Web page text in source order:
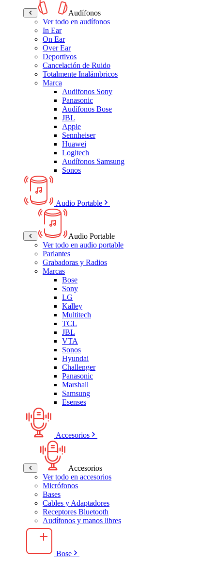
Audífonos
Ver todo en audífonos
In Ear
On Ear
Over Ear
Deportivos
Cancelación de Ruido
Totalmente Inalámbricos
Marca
Audifonos Sony
Panasonic
Audífonos Bose
JBL
Apple
Sennheiser
Huawei
Logitech
Audífonos Samsung
Sonos
Audio Portable
Audio Portable
Ver todo en audio portable
Parlantes
Grabadoras y Radios
Marcas
Bose
Sony
LG
Kalley
Multitech
TCL
JBL
VTA
Sonos
Hyundai
Challenger
Panasonic
Marshall
Samsung
Esenses
Accesorios
Accesorios
Ver todo en accesorios
Micrófonos
Bases
Cables y Adaptadores
Receptores Bluetooth
Audífonos y manos libres
Bose